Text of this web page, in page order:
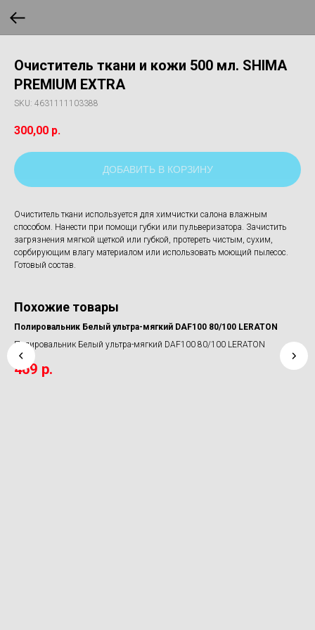
Очиститель ткани и кожи 500 мл. SHIMA
PREMIUM EXTRA
SKU: 4631111103388
300,00 р.
ДОБАВИТЬ В КОРЗИНУ
Очиститель ткани используется для химчистки салона влажным
способом. Нанести при помощи губки или пульверизатора. Зачистить
загрязнения мягкой щеткой или губкой, протереть чистым, сухим,
сорбирующим влагу материалом или использовать моющий пылесос.
Готовый состав.
Похожие товары
Полировальник Белый ультра-мягкий DAF100 80/100 LERATON
Полировальник Белый ультра-мягкий DAF100 80/100 LERATON
469 р.